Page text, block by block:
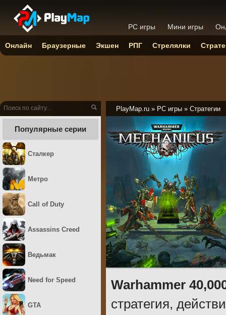
PlayMap.ru » PC игры » Стратегии
Warhammer
стратегия,
Популярные серии
Сталкер
Метро
Call of Duty
Assassins Creed
Ведьмак
Need for Speed
GTA
PC игры Мини игры
Онлайн Браузерные Экшен РПГ Стрелялки